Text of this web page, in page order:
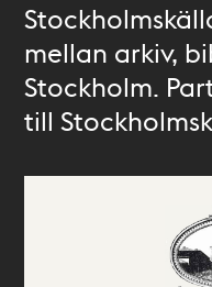
mellan arkiv,
Stockholm.
till